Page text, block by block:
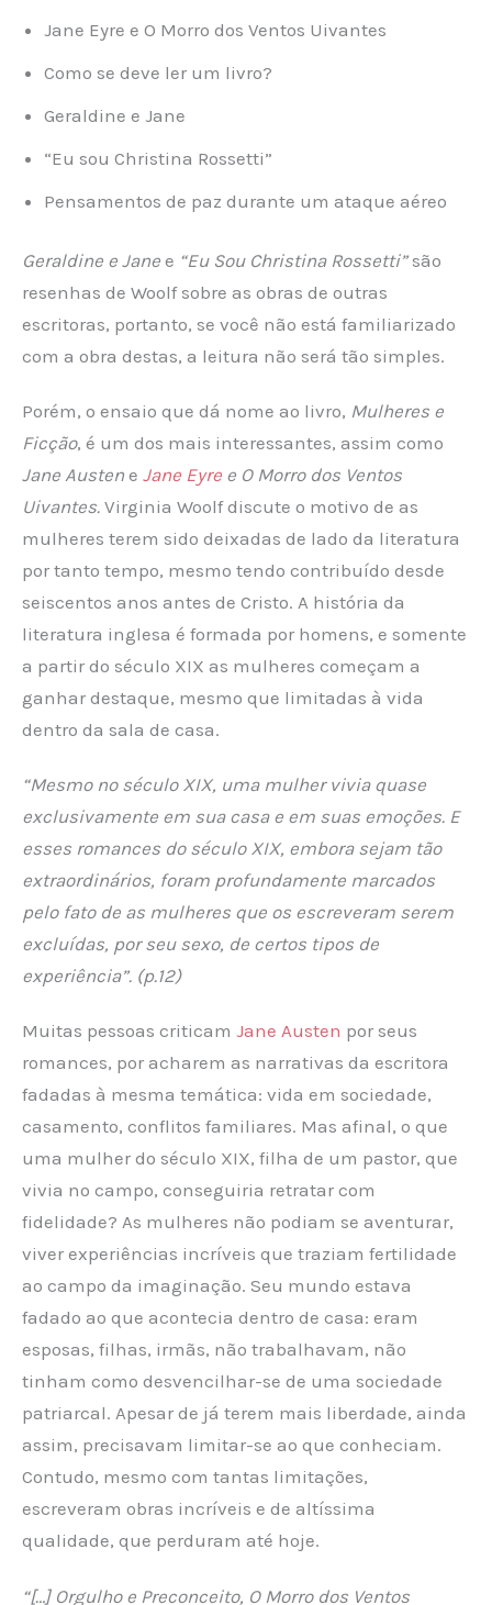
Jane Eyre e O Morro dos Ventos Uivantes
Como se deve ler um livro?
Geraldine e Jane
“Eu sou Christina Rossetti”
Pensamentos de paz durante um ataque aéreo
Geraldine e Jane e “Eu Sou Christina Rossetti”são
resenhas de Woolf sobre as obras de outras
escritoras, portanto, se você não está familiarizado
com a obra destas, a leitura não será tão simples.
Porém, o ensaio que dá nome ao livro, Mulheres e
Ficção, é um dos mais interessantes, assim como
Jane Austen e Jane Eyre e O Morro dos Ventos
Uivantes. Virginia Woolf discute o motivo de as
mulheres terem sido deixadas de lado da literatura
por tanto tempo, mesmo tendo contribuído desde
seiscentos anos antes de Cristo. A história da
literatura inglesa é formada por homens, e somente
a partir do século XIX as mulheres começam a
ganhar destaque, mesmo que limitadas à vida
dentro da sala de casa.
“Mesmo no século XIX, uma mulher vivia quase
exclusivamente em sua casa e em suas emoções. E
esses romances do século XIX, embora sejam tão
extraordinários, foram profundamente marcados
pelo fato de as mulheres que os escreveram serem
excluídas, por seu sexo, de certos tipos de
experiência”. (p.12)
Muitas pessoas criticam Jane Austen por seus
romances, por acharem as narrativas da escritora
fadadas à mesma temática: vida em sociedade,
casamento, conflitos familiares. Mas afinal, o que
uma mulher do século XIX, filha de um pastor, que
vivia no campo, conseguiria retratar com
fidelidade? As mulheres não podiam se aventurar,
viver experiências incríveis que traziam fertilidade
ao campo da imaginação. Seu mundo estava
fadado ao que acontecia dentro de casa: eram
esposas, filhas, irmãs, não trabalhavam, não
tinham como desvencilhar-se de uma sociedade
patriarcal. Apesar de já terem mais liberdade, ainda
assim, precisavam limitar-se ao que conheciam.
Contudo, mesmo com tantas limitações,
escreveram obras incríveis e de altíssima
qualidade, que perduram até hoje.
“[…] Orgulho e Preconceito, O Morro dos Ventos